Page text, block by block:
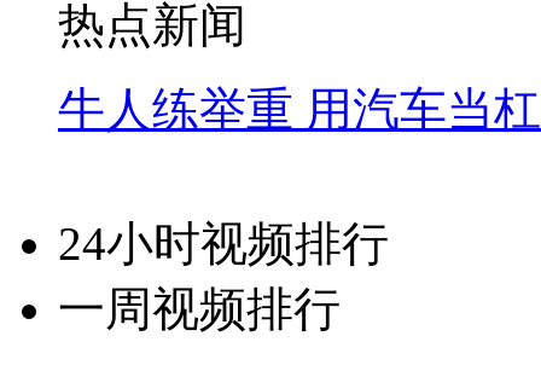
热点新闻
牛人练举重 用汽车当
24小时视频排行
一周视频排行